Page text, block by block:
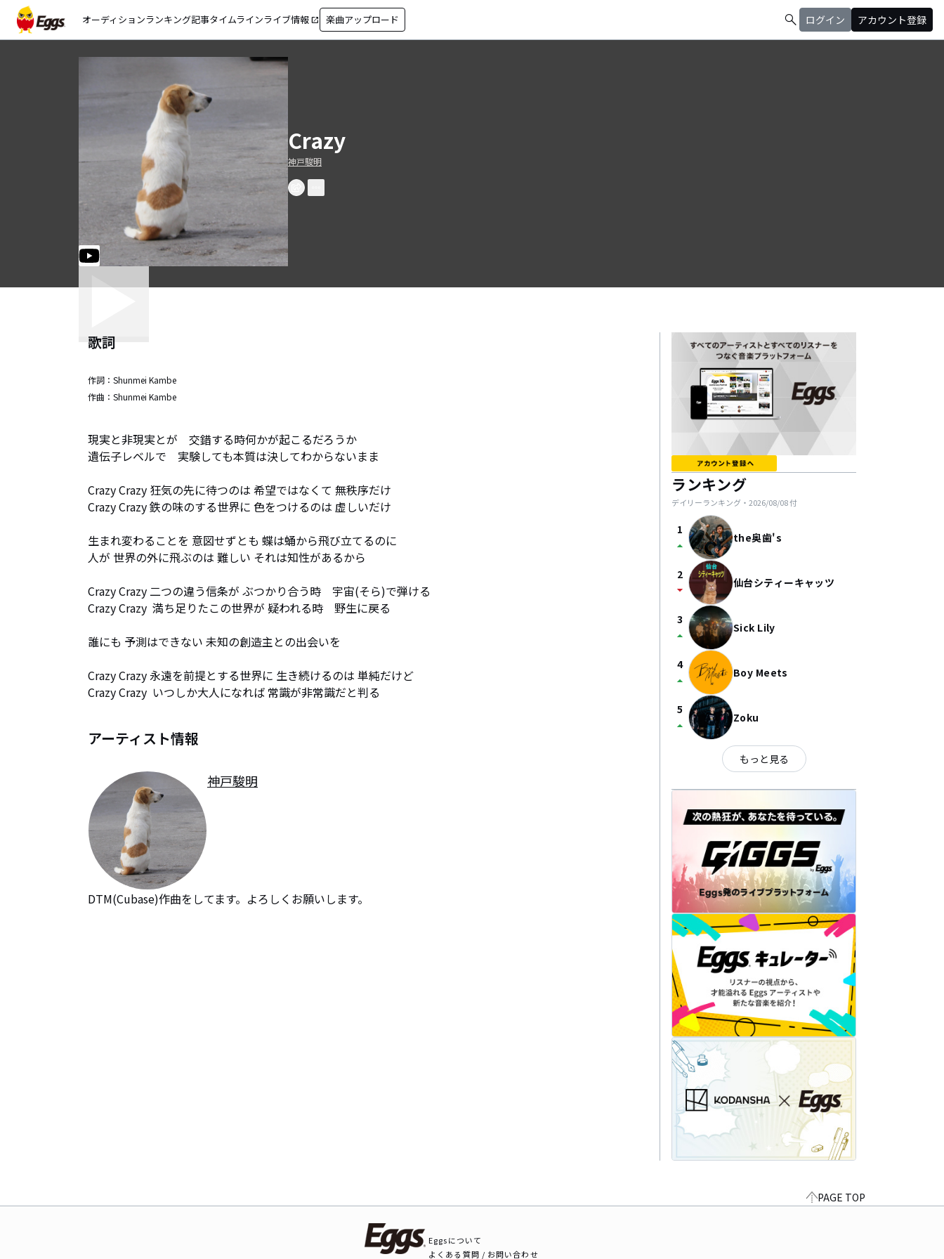
オーディションランキング記事タイムラインライブ情報 open_in_new 楽曲アップロード search ログイン アカウント登録
Crazy
神戸駿明
歌詞
作詞： Shunmei Kambe
作曲： Shunmei Kambe
現実と非現実とが　交錯する時何かが起こるだろうか
遺伝子レベルで　実験しても本質は決してわからないまま
Crazy Crazy 狂気の先に待つのは 希望ではなくて 無秩序だけ
Crazy Crazy 鉄の味のする世界に 色をつけるのは 虚しいだけ
生まれ変わることを 意図せずとも 蝶は蛹から飛び立てるのに
人が 世界の外に飛ぶのは 難しい それは知性があるから
Crazy Crazy 二つの違う信条が ぶつかり合う時　宇宙(そら)で弾ける
Crazy Crazy  満ち足りたこの世界が 疑われる時　野生に戻る
誰にも 予測はできない 未知の創造主との出会いを
Crazy Crazy 永遠を前提とする世界に 生き続けるのは 単純だけど
Crazy Crazy  いつしか大人になれば 常識が非常識だと判る
アーティスト情報
神戸駿明
DTM(Cubase)作曲をしてます。よろしくお願いします。
ランキング
デイリーランキング・ 2026/08/08付
1
arrow_drop_up the奥歯's
2
arrow_drop_down 仙台シティーキャッツ
3
arrow_drop_up Sick Lily
4
arrow_drop_up Boy Meets
5
arrow_drop_up Zoku
もっと見る
PAGE TOP
Eggsについて
よくある質問 / お問い合わせ